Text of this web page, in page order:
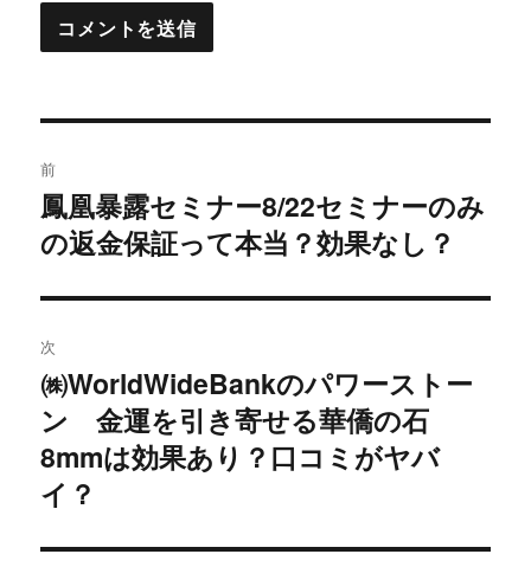
稿
ナ
ビ
ゲ
ー
シ
ョ
ン
前
過
去
投
稿:
鳳凰暴露セミナー8/22セミナーのみ
の返金保証って本当？効果なし？
次
次
の
投
稿:
㈱WorldWideBankのパワーストー
ン 金運を引き寄せる華僑の石
8mmは効果あり？口コミがヤバ
イ？